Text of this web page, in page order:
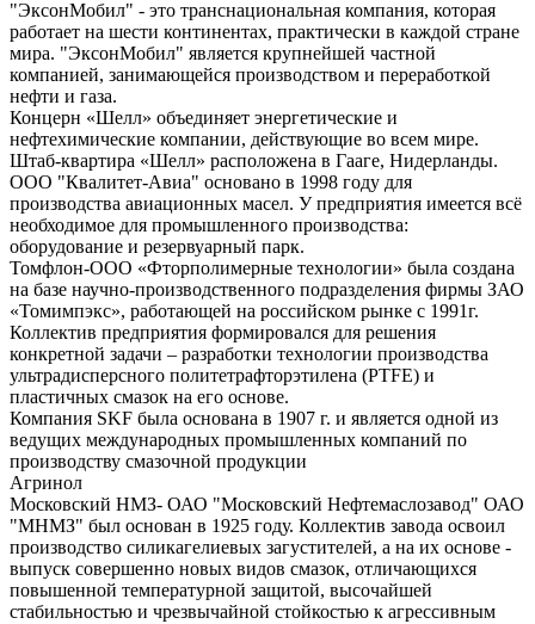
"ЭксонМобил" - это транснациональная компания, которая
работает на шести континентах, практически в каждой стране
мира. "ЭксонМобил" является крупнейшей частной
компанией, занимающейся производством и переработкой
нефти и газа.
Концерн «Шелл» объединяет энергетические и
нефтехимические компании, действующие во всем мире.
Штаб-квартира «Шелл» расположена в Гааге, Нидерланды.
ООО "Квалитет-Авиа" основано в 1998 году для
производства авиационных масел. У предприятия имеется всё
необходимое для промышленного производства:
оборудование и резервуарный парк.
Томфлон-ООО «Фторполимерные технологии» была создана
на базе научно-производственного подразделения фирмы ЗАО
«Томимпэкс», работающей на российском рынке с 1991г.
Коллектив предприятия формировался для решения
конкретной задачи – разработки технологии производства
ультрадисперсного политетрафторэтилена (PTFE) и
пластичных смазок на его основе.
Компания SKF была основана в 1907 г. и является одной из
ведущих международных промышленных компаний по
производству смазочной продукции
Агринол
Московский НМЗ- ОАО "Московский Нефтемаслозавод" ОАО
"МНМЗ" был основан в 1925 году. Коллектив завода освоил
производство силикагелиевых загустителей, а на их основе -
выпуск совершенно новых видов смазок, отличающихся
повышенной температурной защитой, высочайшей
стабильностью и чрезвычайной стойкостью к агрессивным